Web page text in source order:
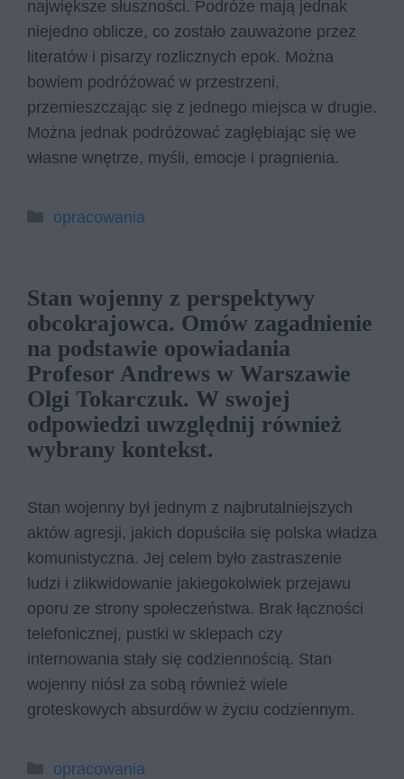
największe słuszności. Podróże mają jednak
niejedno oblicze, co zostało zauważone przez
literatów i pisarzy rozlicznych epok. Można
bowiem podróżować w przestrzeni,
przemieszczając się z jednego miejsca w drugie.
Można jednak podróżować zagłębiając się we
własne wnętrze, myśli, emocje i pragnienia.
Kategorie
opracowania
Stan wojenny z perspektywy
obcokrajowca. Omów zagadnienie
na podstawie opowiadania
Profesor Andrews w Warszawie
Olgi Tokarczuk. W swojej
odpowiedzi uwzględnij również
wybrany kontekst.
Stan wojenny był jednym z najbrutalniejszych
aktów agresji, jakich dopuściła się polska władza
komunistyczna. Jej celem było zastraszenie
ludzi i zlikwidowanie jakiegokolwiek przejawu
oporu ze strony społeczeństwa. Brak łączności
telefonicznej, pustki w sklepach czy
internowania stały się codziennością. Stan
wojenny niósł za sobą również wiele
groteskowych absurdów w życiu codziennym.
Kategorie
opracowania